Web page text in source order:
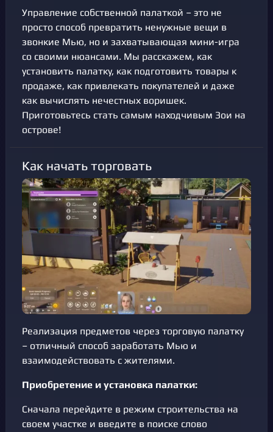
Управление собственной палаткой – это не
просто способ превратить ненужные вещи в
звонкие Мью, но и захватывающая мини-игра
со своими нюансами. Мы расскажем, как
установить палатку, как подготовить товары к
продаже, как привлекать покупателей и даже
как вычислять нечестных воришек.
Приготовьтесь стать самым находчивым Зои на
острове!
Как начать торговать
Реализация предметов через торговую палатку
– отличный способ заработать Мью и
взаимодействовать с жителями.
Приобретение и установка палатки:
Сначала перейдите в режим строительства на
своем участке и введите в поиске слово